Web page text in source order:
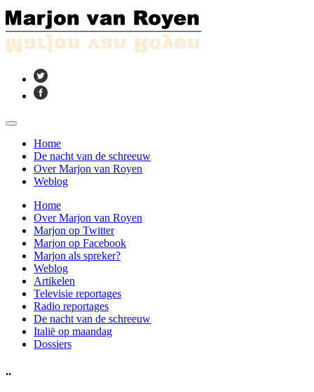
Home
De nacht van de schreeuw
Over Marjon van Royen
Weblog
Home
Over Marjon van Royen
Marjon op Twitter
Marjon op Facebook
Marjon als spreker?
Weblog
Artikelen
Televisie reportages
Radio reportages
De nacht van de schreeuw
Italië op maandag
Dossiers
..